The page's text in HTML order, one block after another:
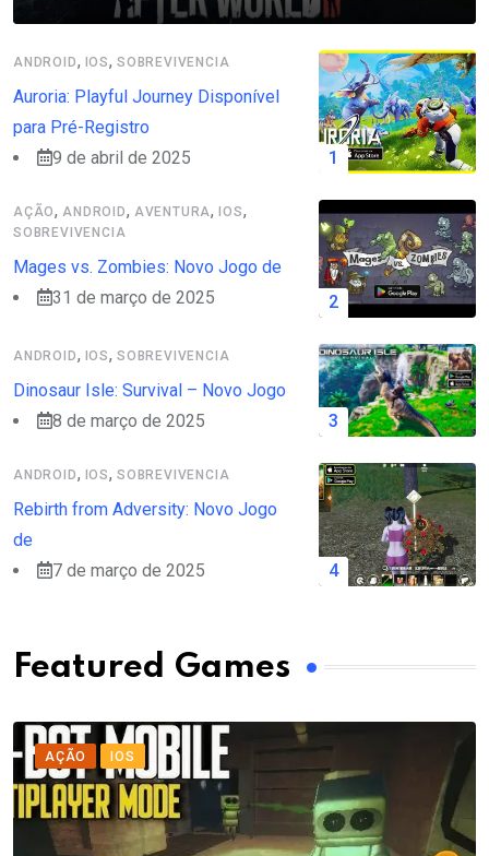
ANDROID, IOS,SOBREVIVENCIA
Auroria: Playful Journey Disponível
para Pré-Registro
9 de abril de 2025
AÇÃO,ANDROID, AVENTURA,IOS,
SOBREVIVENCIA
Mages vs. Zombies: Novo Jogo de
31 de março de 2025
ANDROID, IOS,SOBREVIVENCIA
Dinosaur Isle: Survival – Novo Jogo
8 de março de 2025
ANDROID, IOS,SOBREVIVENCIA
Rebirth from Adversity: Novo Jogo
de
7 de março de 2025
Featured Games
AÇÃO IOS